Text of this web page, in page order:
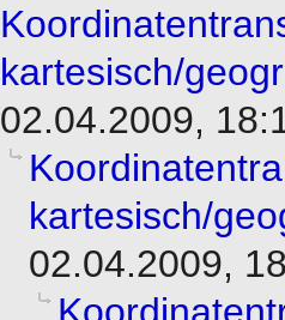
kartesisch/
02.04.2009,
kartesisch/
02.04.2009,